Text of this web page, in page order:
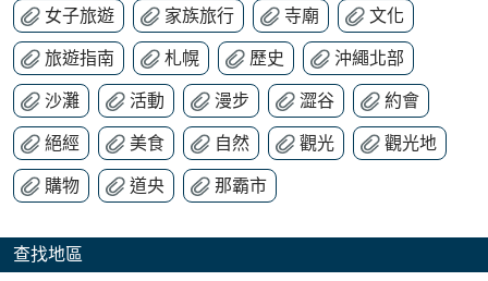
女子旅遊 家族旅行 寺廟 文化
旅遊指南 札幌 歷史 沖繩北部
沙灘 活動 漫步 澀谷 約會
絕經 美食 自然 觀光 觀光地
購物 道央 那霸市
查找地區